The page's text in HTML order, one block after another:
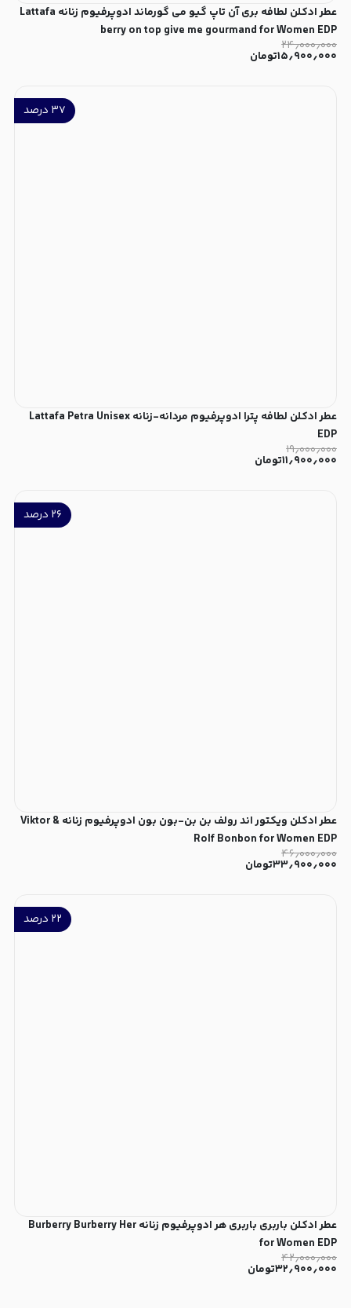
عطر ادکلن لطافه بری آن تاپ گیو می گورماند ادوپرفیوم زنانه Lattafa
berry on top give me gourmand for Women EDP
۲۴٫۰۰۰٫۰۰۰
۱۵٫۹۰۰٫۰۰۰تومان
۳۷ درصد
عطر ادکلن لطافه پترا ادوپرفیوم مردانه-زنانه Lattafa Petra Unisex
EDP
۱۹٫۰۰۰٫۰۰۰
۱۱٫۹۰۰٫۰۰۰تومان
۲۶ درصد
عطر ادکلن ویکتور اند رولف بن بن-بون بون ادوپرفیوم زنانه Viktor &
Rolf Bonbon for Women EDP
۴۶٫۰۰۰٫۰۰۰
۳۳٫۹۰۰٫۰۰۰تومان
۲۲ درصد
عطر ادکلن باربری باربری هر ادوپرفیوم زنانه Burberry Burberry Her
for Women EDP
۴۲٫۰۰۰٫۰۰۰
۳۲٫۹۰۰٫۰۰۰تومان